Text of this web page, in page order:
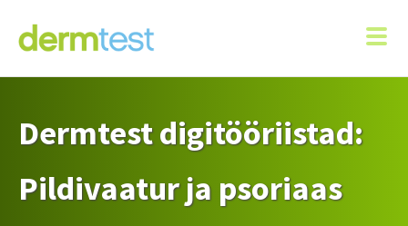
Dermtest digitööriistad:
Pildivaatur ja psoriaas